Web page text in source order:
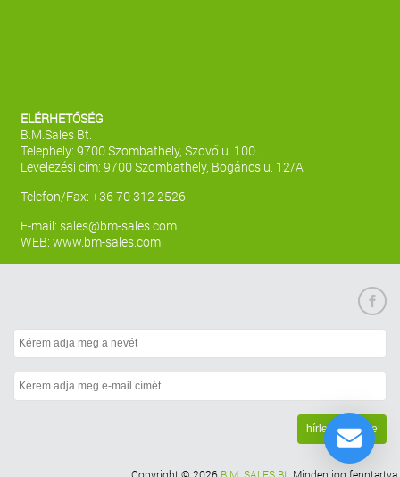
ELÉRHETŐSÉG
B.M.Sales Bt.
Telephely: 9700 Szombathely, Szövő u. 100.
Levelezési cím: 9700 Szombathely, Bogáncs u. 12/A
Telefon/Fax: +36 70 312 2526
E-mail: sales@bm-sales.com
WEB: www.bm-sales.com
Copyright© 2026 B.M. SALES Bt. Minden jog fenntartva.